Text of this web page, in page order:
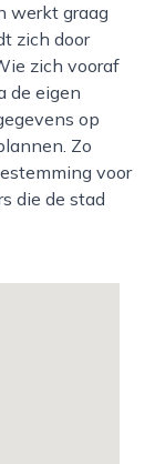
werkt graag
zich door
zich vooraf
de eigen
op
Zo
voor
die de stad